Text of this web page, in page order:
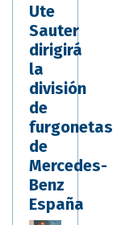
Ute
Sauter
dirigirá
la
división
de
furgonetas
de
Mercedes-
Benz
España